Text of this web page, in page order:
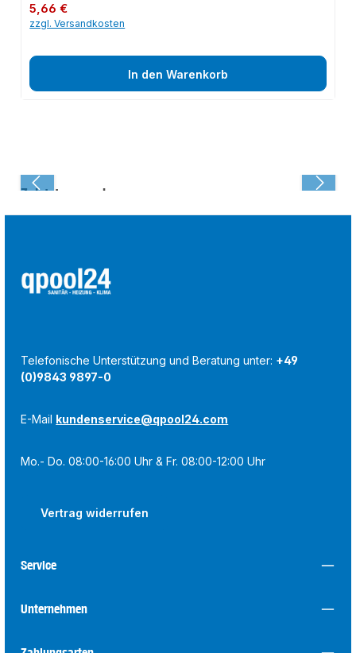
Regulärer Preis:
5,66 €
zzgl. Versandkosten
In den Warenkorb
Zuletzt angesehen:
Telefonische Unterstützung und Beratung unter: +49
(0)9843 9897-0
E-Mail kundenservice@qpool24.com
Mo.- Do. 08:00-16:00 Uhr & Fr. 08:00-12:00 Uhr
Vertrag widerrufen
Service
Unternehmen